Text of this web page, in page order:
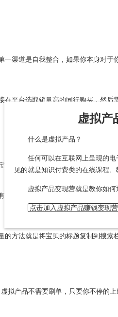
一渠道是自我整合，如果你本身对
在平台选取销量高的同行购买，然
的开通直通车、官方活动获取流量
流量，没有成交，慢慢的官方会将
方法就是将宝贝的标题复制到搜索
拟产品不需要刷单，只要你不停的上
虚拟产
什么是虚拟产品？
任何可以在互联网上呈现的
见的就是知识付费类的在线课程、
虚拟产品变现营就是教你如何
点击加入虚拟产品赚钱变现营